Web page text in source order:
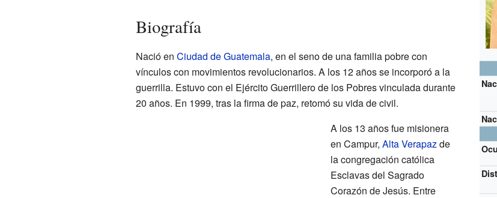
Biografía
Nació en Ciudad de Guatemala, en el seno de una familia pobre con
vínculos con movimientos revolucionarios. A los 12 años se incorporó a la
guerrilla. Estuvo con el Ejército Guerrillero de los Pobres vinculada durante
20 años. En 1999, tras la firma de paz, retomó su vida de civil.
A los 13 años fue misionera
en Campur, Alta Verapazde
la congregación católica
Esclavas del Sagrado
Corazón de Jesús. Entre